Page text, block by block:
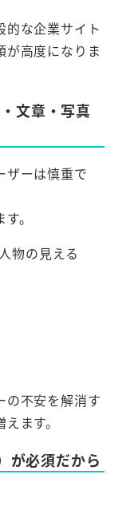
的な企業サイト
が高度になりま
文章・写真
ザーは慎重で
。
物の見える
の不安を解消す
ます。
必須だから